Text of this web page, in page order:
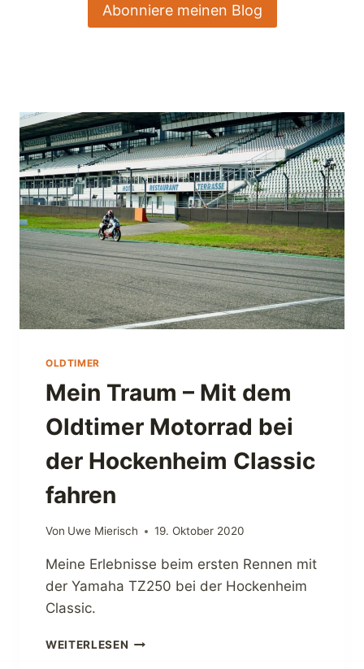
Abonniere meinen Blog
OLDTIMER
Mein Traum – Mit dem
Oldtimer Motorrad bei
der Hockenheim Classic
fahren
Von Uwe Mierisch 19. Oktober 2020
Meine Erlebnisse beim ersten Rennen mit
der Yamaha TZ250 bei der Hockenheim
Classic.
WEITERLESEN M